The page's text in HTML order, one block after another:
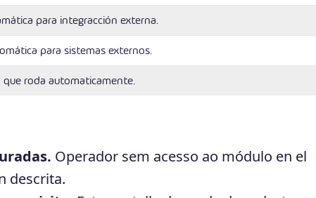
para integracción externa.
para sistemas externos.
que roda automaticamente.
Operador sem acesso ao módulo en el
descrita.